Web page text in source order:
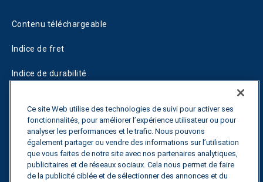
Contenu téléchargeable
Indice de fret
Indice de durabilité
Guides
Fuel Savings Calculator
Calculateur d'optimisation des transports
Ce site Web utilise des technologies de suivi pour activer ses
fonctionnalités, pour améliorer l’expérience utilisateur ou pour
analyser les performances et le trafic. Nous pouvons
également partager ou vendre des informations sur l’utilisation
que vous faites de notre site avec nos partenaires analytiques,
publicitaires et de réseaux sociaux. Cela nous permet de faire
de la publicité ciblée et de sélectionner des annonces et du